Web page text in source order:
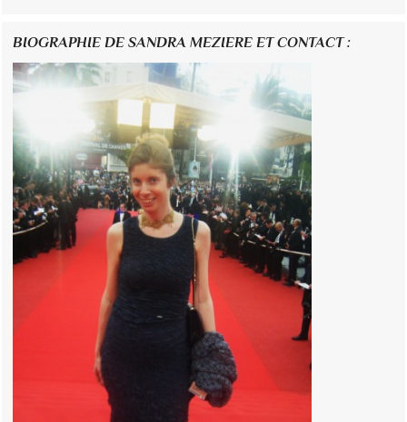
BIOGRAPHIE DE SANDRA MEZIERE ET CONTACT :